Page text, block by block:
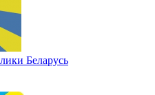
Беларусь